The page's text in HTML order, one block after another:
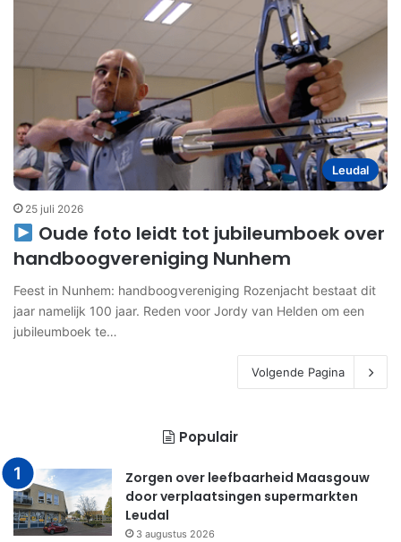
Leudal
25 juli 2026
Oude foto leidt tot jubileumboek over
handboogvereniging Nunhem
Feest in Nunhem: handboogvereniging Rozenjacht bestaat dit
jaar namelijk 100 jaar. Reden voor Jordy van Helden om een
jubileumboek te…
Volgende Pagina
Populair
Zorgen over leefbaarheid Maasgouw
door verplaatsingen supermarkten
Leudal
3 augustus 2026